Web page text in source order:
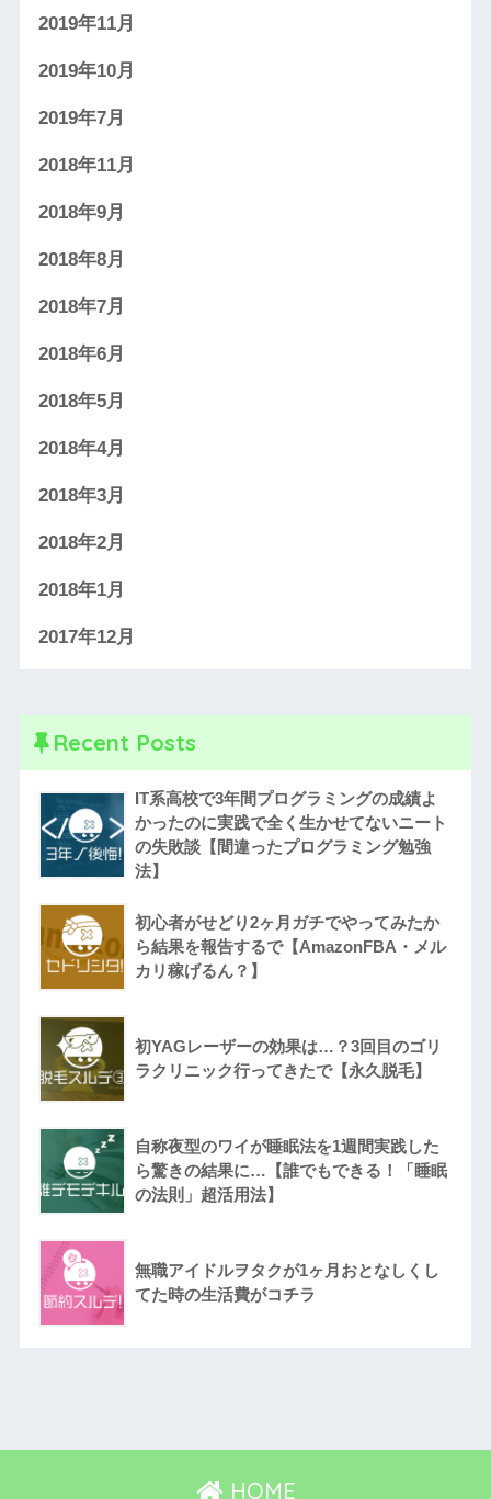
2019年11月
2019年10月
2019年7月
2018年11月
2018年9月
2018年8月
2018年7月
2018年6月
2018年5月
2018年4月
2018年3月
2018年2月
2018年1月
2017年12月
Recent Posts
IT系高校で3年間プログラミングの成績よ
かったのに実践で全く生かせてないニート
の失敗談【間違ったプログラミング勉強
法】
初心者がせどり2ヶ月ガチでやってみたか
ら結果を報告するで【AmazonFBA・メル
カリ稼げるん？】
初YAGレーザーの効果は…？3回目のゴリ
ラクリニック行ってきたで【永久脱毛】
自称夜型のワイが睡眠法を1週間実践した
ら驚きの結果に…【誰でもできる！「睡眠
の法則」超活用法】
無職アイドルヲタクが1ヶ月おとなしくし
てた時の生活費がコチラ
HOME